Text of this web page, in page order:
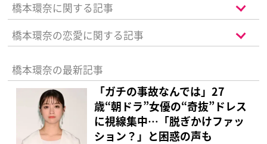
橋本環奈に関する記事
橋本環奈の恋愛に関する記事
橋本環奈の最新記事
「ガチの事故なんでは」27
歳“朝ドラ”女優の“奇抜”ドレス
に視線集中…「脱ぎかけファッ
ション？」と困惑の声も